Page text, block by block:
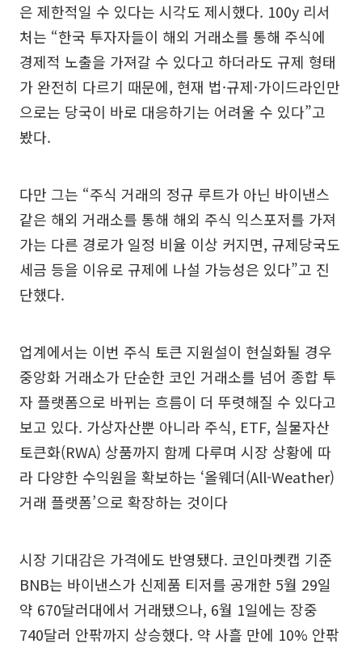
은 제한적일 수 있다는 시각도 제시했다. 100y 리서
처는 “한국 투자자들이 해외 거래소를 통해 주식에
경제적 노출을 가져갈 수 있다고 하더라도 규제 형태
가 완전히 다르기 때문에, 현재 법·규제·가이드라인만
으로는 당국이 바로 대응하기는 어려울 수 있다”고
봤다.
다만 그는 “주식 거래의 정규 루트가 아닌 바이낸스
같은 해외 거래소를 통해 해외 주식 익스포저를 가져
가는 다른 경로가 일정 비율 이상 커지면, 규제당국도
세금 등을 이유로 규제에 나설 가능성은 있다”고 진
단했다.
업계에서는 이번 주식 토큰 지원설이 현실화될 경우
중앙화 거래소가 단순한 코인 거래소를 넘어 종합 투
자 플랫폼으로 바뀌는 흐름이 더 뚜렷해질 수 있다고
보고 있다. 가상자산뿐 아니라 주식, ETF, 실물자산
토큰화(RWA) 상품까지 함께 다루며 시장 상황에 따
라 다양한 수익원을 확보하는 ‘올웨더(All-Weather)
거래 플랫폼’으로 확장하는 것이다
시장 기대감은 가격에도 반영됐다. 코인마켓캡 기준
BNB는 바이낸스가 신제품 티저를 공개한 5월 29일
약 670달러대에서 거래됐으나, 6월 1일에는 장중
740달러 안팎까지 상승했다. 약 사흘 만에 10% 안팎